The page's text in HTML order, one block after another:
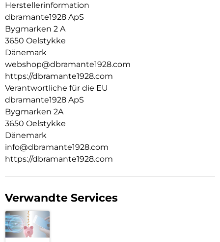
Herstellerinformation
dbramante1928 ApS
Bygmarken 2 A
3650 Oelstykke
Dänemark
webshop@dbramante1928.com
https://dbramante1928.com
Verantwortliche für die EU
dbramante1928 ApS
Bygmarken 2A
3650 Oelstykke
Dänemark
info@dbramante1928.com
https://dbramante1928.com
Verwandte Services